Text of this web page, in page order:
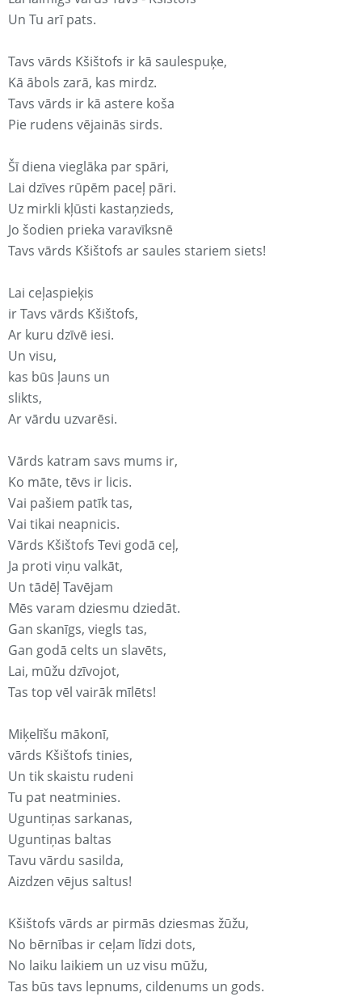
Un Tu arī pats.
Tavs vārds Kšištofs ir kā saulespuķe,
Kā ābols zarā, kas mirdz.
Tavs vārds ir kā astere koša
Pie rudens vējainās sirds.
Šī diena vieglāka par spāri,
Lai dzīves rūpēm paceļ pāri.
Uz mirkli kļūsti kastaņzieds,
Jo šodien prieka varavīksnē
Tavs vārds Kšištofs ar saules stariem siets!
Lai ceļaspieķis
ir Tavs vārds Kšištofs,
Ar kuru dzīvē iesi.
Un visu,
kas būs ļauns un
slikts,
Ar vārdu uzvarēsi.
Vārds katram savs mums ir,
Ko māte, tēvs ir licis.
Vai pašiem patīk tas,
Vai tikai neapnicis.
Vārds Kšištofs Tevi godā ceļ,
Ja proti viņu valkāt,
Un tādēļ Tavējam
Mēs varam dziesmu dziedāt.
Gan skanīgs, viegls tas,
Gan godā celts un slavēts,
Lai, mūžu dzīvojot,
Tas top vēl vairāk mīlēts!
Miķelīšu mākonī,
vārds Kšištofs tinies,
Un tik skaistu rudeni
Tu pat neatminies.
Uguntiņas sarkanas,
Uguntiņas baltas
Tavu vārdu sasilda,
Aizdzen vējus saltus!
Kšištofs vārds ar pirmās dziesmas žūžu,
No bērnības ir ceļam līdzi dots,
No laiku laikiem un uz visu mūžu,
Tas būs tavs lepnums, cildenums un gods.